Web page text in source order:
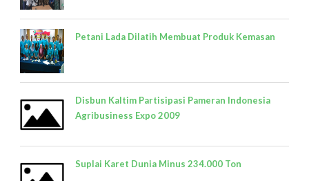
Petani Lada Dilatih Membuat Produk Kemasan
Disbun Kaltim Partisipasi Pameran Indonesia
Agribusiness Expo 2009
Suplai Karet Dunia Minus 234.000 Ton